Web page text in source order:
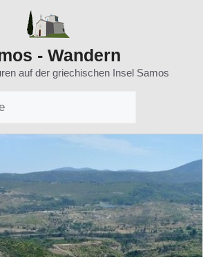
- Wandern
auf der griechischen Insel Samos